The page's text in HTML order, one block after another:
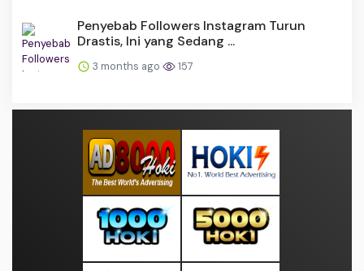
Penyebab Followers Instagram Turun
Drastis, Ini yang Sedang ...
3 months ago 157